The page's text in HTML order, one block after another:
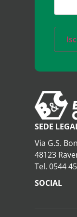
SEDE
Via G.S.
48123
Tel. 0544
SOCIAL